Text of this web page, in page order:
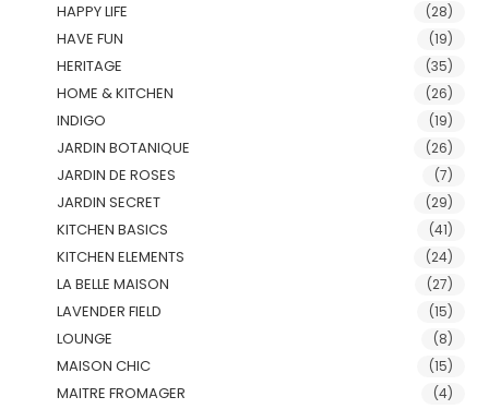
HAPPY LIFE (28)
HAVE FUN (19)
HERITAGE (35)
HOME & KITCHEN (26)
INDIGO (19)
JARDIN BOTANIQUE (26)
JARDIN DE ROSES (7)
JARDIN SECRET (29)
KITCHEN BASICS (41)
KITCHEN ELEMENTS (24)
LA BELLE MAISON (27)
LAVENDER FIELD (15)
LOUNGE (8)
MAISON CHIC (15)
MAITRE FROMAGER (4)